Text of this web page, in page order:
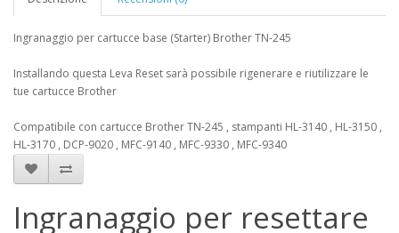
Ingranaggio per cartucce base (Starter) Brother TN-245
Installando questa Leva Reset sarà possibile rigenerare e riutilizzare le
tue cartucce Brother
Compatibile con cartucce Brother TN-245 , stampanti HL-3140 , HL-3150 ,
HL-3170 , DCP-9020 , MFC-9140 , MFC-9330 , MFC-9340
Ingranaggio per resettare